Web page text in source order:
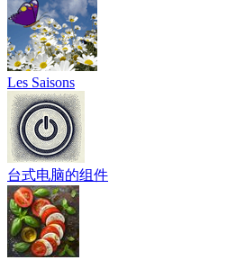
Les Saisons
台式电脑的组件